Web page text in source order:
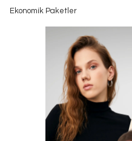
Ekonomik Paketler